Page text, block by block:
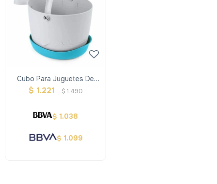
Cubo Para Juguetes De
Baño
$ 1.221 $1.490
$ 1.038
$ 1.099